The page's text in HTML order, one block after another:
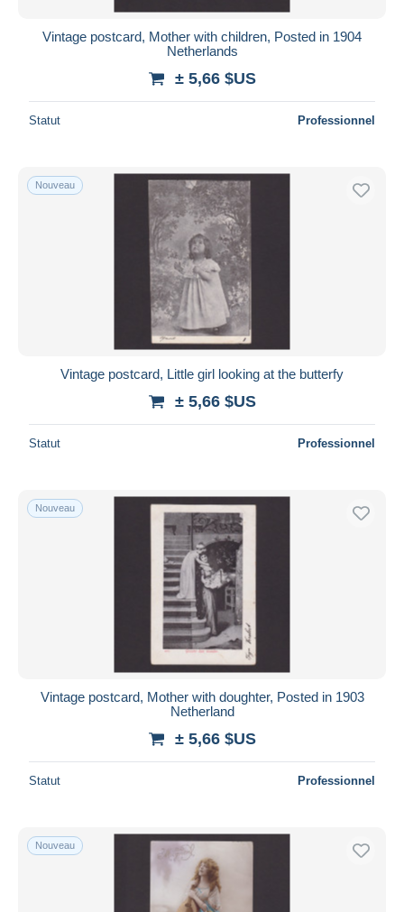
Vintage postcard, Mother with children, Posted in 1904
Netherlands
± 5,66 $US
Statut Professionnel
Nouveau
Vintage postcard, Little girl looking at the butterfy
± 5,66 $US
Statut Professionnel
Nouveau
Vintage postcard, Mother with doughter, Posted in 1903
Netherland
± 5,66 $US
Statut Professionnel
Nouveau